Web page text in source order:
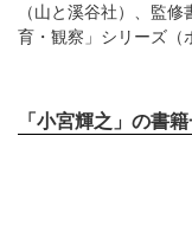
（山と溪谷社）、監
育・観察」シリーズ（
「小宮輝之」の書